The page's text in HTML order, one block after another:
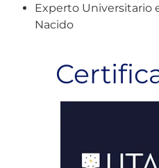
Experto Universitario
Nacido